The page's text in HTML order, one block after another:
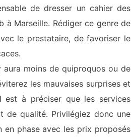
de dresser un cahier des
à Marseille. Rédiger ce genre de
le prestataire, de favoriser le
moins de quiproquos ou de
les mauvaises surprises et
est à préciser que les services
de qualité. Privilégiez donc une
en phase avec les prix proposés